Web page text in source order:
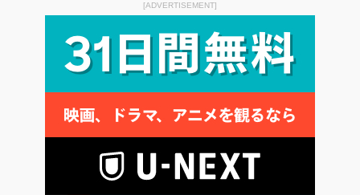
[ADVERTISEMENT]